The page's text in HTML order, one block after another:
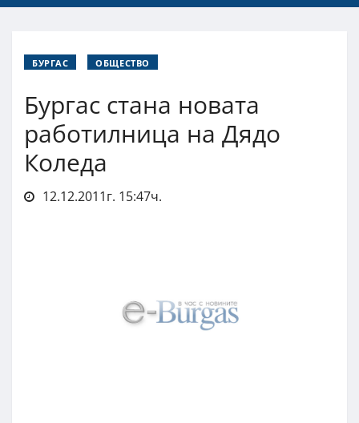
БУРГАС ОБЩЕСТВО
Бургас стана новата
работилница на Дядо
Коледа
12.12.2011г. 15:47ч.